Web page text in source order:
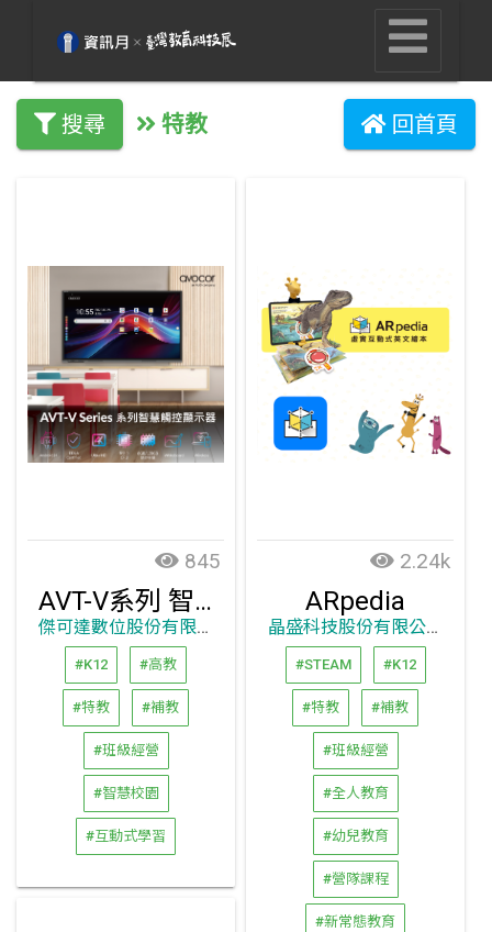
搜尋 特教 回首頁
845
AVT-V系列 智慧觸控顯示器
傑可達數位股份有限公司
#K12 #高教
#特教 #補教
#班級經營
#智慧校園
#互動式學習
2.24k
ARpedia
晶盛科技股份有限公司
#STEAM #K12
#特教 #補教
#班級經營
#全人教育
#幼兒教育
#營隊課程
#新常態教育